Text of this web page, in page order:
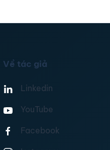
Về tác giả
Linkedin
YouTube
Facebook